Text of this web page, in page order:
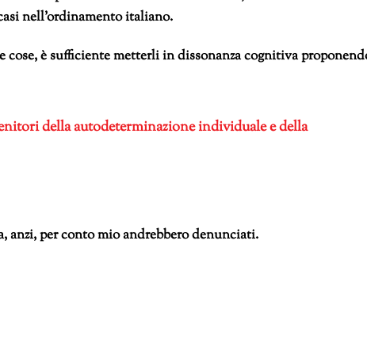
nell’ordinamento italiano.
cose, è sufficiente metterli in dissonanza cognitiva
della autodeterminazione individuale e della
anzi, per conto mio andrebbero denunciati.